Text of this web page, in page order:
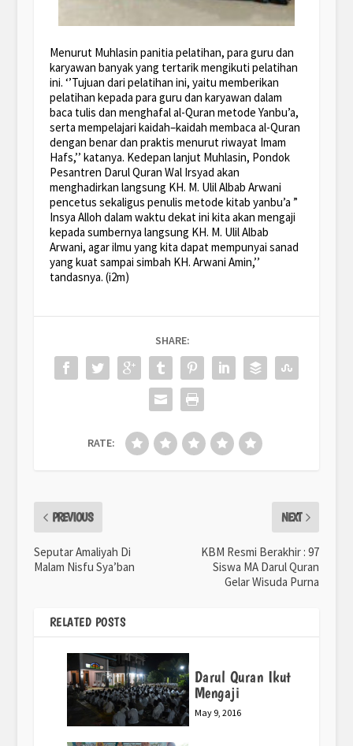
Menurut Muhlasin panitia pelatihan, para guru dan
karyawan banyak yang tertarik mengikuti pelatihan
ini. ‘’Tujuan dari pelatihan ini, yaitu memberikan
pelatihan kepada para guru dan karyawan dalam
baca tulis dan menghafal al-Quran metode Yanbu’a,
serta mempelajari kaidah–kaidah membaca al-Quran
dengan benar dan praktis menurut riwayat Imam
Hafs,’’ katanya. Kedepan lanjut Muhlasin, Pondok
Pesantren Darul Quran Wal Irsyad akan
menghadirkan langsung KH. M. Ulil Albab Arwani
pencetus sekaligus penulis metode kitab yanbu’a ”
Insya Alloh dalam waktu dekat ini kita akan mengaji
kepada sumbernya langsung KH. M. Ulil Albab
Arwani, agar ilmu yang kita dapat mempunyai sanad
yang kuat sampai simbah KH. Arwani Amin,’’
tandasnya. (i2m)
SHARE:
RATE:
PREVIOUS
Seputar Amaliyah Di
Malam Nisfu Sya’ban
NEXT
KBM Resmi Berakhir : 97
Siswa MA Darul Quran
Gelar Wisuda Purna
RELATED POSTS
Darul Quran Ikut
Mengaji
May 9, 2016